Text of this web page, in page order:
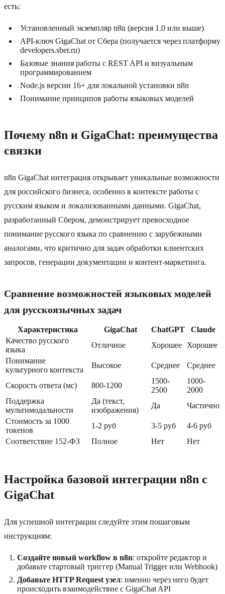
есть:
Установленный экземпляр n8n (версия 1.0 или выше)
API-ключ GigaChat от Сбера (получается через платформу
developers.sber.ru)
Базовые знания работы с REST API и визуальным
программированием
Node.js версии 16+ для локальной установки n8n
Понимание принципов работы языковых моделей
Почему n8n и GigaChat: преимущества
связки
n8n GigaChat интеграция открывает уникальные возможности
для российского бизнеса, особенно в контексте работы с
русским языком и локализованными данными. GigaChat,
разработанный Сбером, демонстрирует превосходное
понимание русского языка по сравнению с зарубежными
аналогами, что критично для задач обработки клиентских
запросов, генерации документации и контент-маркетинга.
Сравнение возможностей языковых моделей
для русскоязычных задач
Характеристика GigaChat ChatGPT
Claude
Качество русского
языка
Отличное Хорошее
Хорошее
Понимание
культурного контекста
Высокое Среднее Среднее
Скорость ответа (мс) 800-1200
1500-
2500
1000-
2000
Поддержка
мультимодальности
Да (текст,
изображения)
Да
Частично
Стоимость за 1000
токенов
1-2 руб 3-5 руб
4-6 руб
Соответствие 152-ФЗ
Полное Нет Нет
Настройка базовой интеграции n8n с
GigaChat
Для успешной интеграции следуйте этим пошаговым
инструкциям:
Создайте новый workflow в n8n: откройте редактор и
добавьте стартовый триггер (Manual Trigger или Webhook)
Добавьте HTTP Request узел: именно через него будет
происходить взаимодействие с GigaChat API